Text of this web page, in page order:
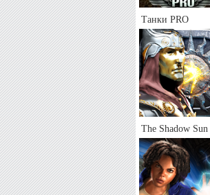
Танки PRO
The Shadow Sun